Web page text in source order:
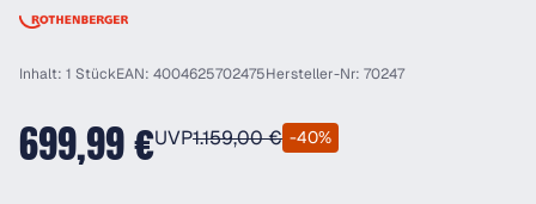
Inhalt: 1 StückEAN: 4004625702475Hersteller-Nr: 70247
699,99 €UVP1.159,00 € -40%